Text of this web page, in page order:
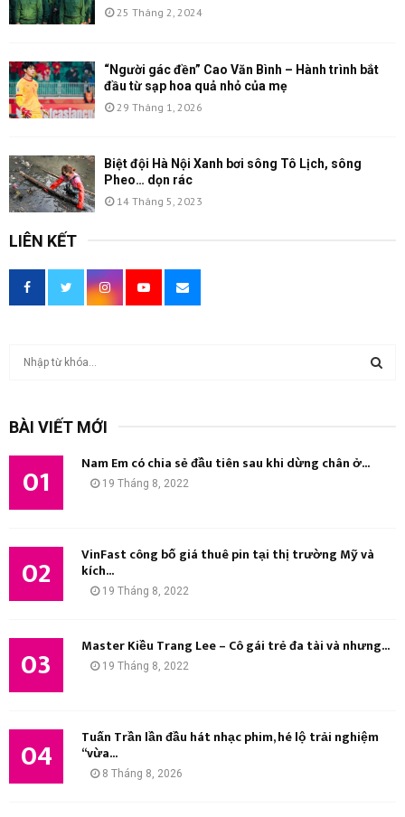
25 Tháng 2, 2024
“Người gác đền” Cao Văn Bình – Hành trình bắt
đầu từ sạp hoa quả nhỏ của mẹ
29 Tháng 1, 2026
Biệt đội Hà Nội Xanh bơi sông Tô Lịch, sông
Pheo… dọn rác
14 Tháng 5, 2023
LIÊN KẾT
iBÀI VIẾT MỚI
01 Nam Em có chia sẻ đầu tiên sau khi dừng chân ở...
19 Tháng 8, 2022
02 VinFast công bố giá thuê pin tại thị trường Mỹ và
kích...
19 Tháng 8, 2022
03 Master Kiều Trang Lee – Cô gái trẻ đa tài và nhưng...
19 Tháng 8, 2022
04 Tuấn Trần lần đầu hát nhạc phim, hé lộ trải nghiệm
“vừa...
8 Tháng 8, 2026